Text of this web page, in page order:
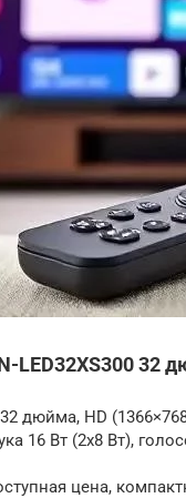
LED32XS300 32
дюйма, HD
16 Вт (2х8 Вт),
цена,